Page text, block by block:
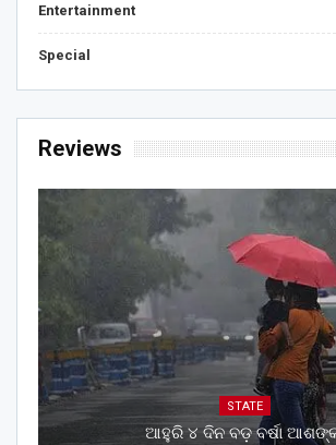
Entertainment
Special
Reviews
STATE
ଆହୁରି ୪ ଦିନ ବଡ଼ ବର୍ଷା